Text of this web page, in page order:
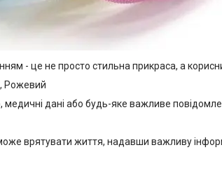
- це не просто стильна прикраса, а
Рожевий
медичні дані або будь-яке важливе
врятувати життя, надавши важливу